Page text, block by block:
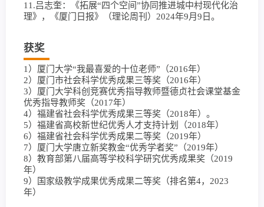
11.吕志奎：《拓展“四个空间”协同推进城中村现代化治
理》，《厦门日报》（理论周刊）2024年9月9日。
获奖
1）厦门大学“我最喜爱的十位老师”（2016年）
2）厦门市社会科学优秀成果三等奖（2016年）
3）厦门大学科创竞赛优秀指导教师暨德贞社会课堂基金
优秀指导教师奖（2017年）
4）福建省社会科学优秀成果三等奖（2018年）。
5）福建省高校新世纪优秀人才支持计划（2018年）
6）福建省社会科学优秀成果二等奖（2019年）
7）厦门大学唐立新奖教金“优秀学者奖”（2019年）
8）教育部第八届高等学校科学研究优秀成果奖（2019
年）
9）国家级教学成果优秀成果二等奖（排名第4，2023
年）